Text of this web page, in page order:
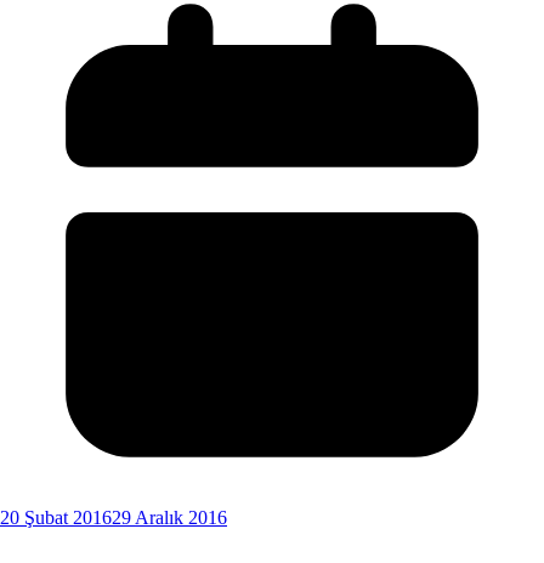
20 Şubat 201629 Aralık 2016